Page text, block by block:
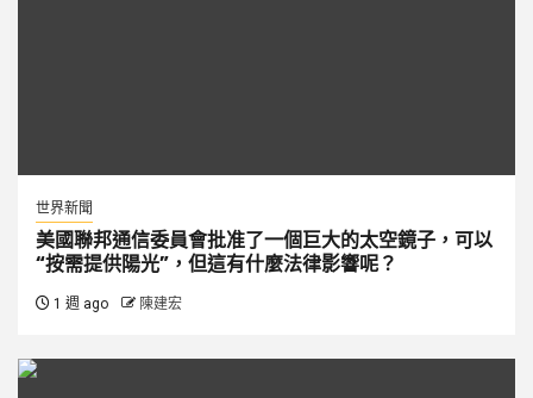
世界新聞
美國聯邦通信委員會批准了一個巨大的太空鏡子，可以
“按需提供陽光”，但這有什麼法律影響呢？
1 週 ago 陳建宏